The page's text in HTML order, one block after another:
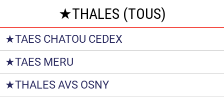
★THALES (TOUS)
★TAES CHATOU CEDEX
★TAES MERU
★THALES AVS OSNY